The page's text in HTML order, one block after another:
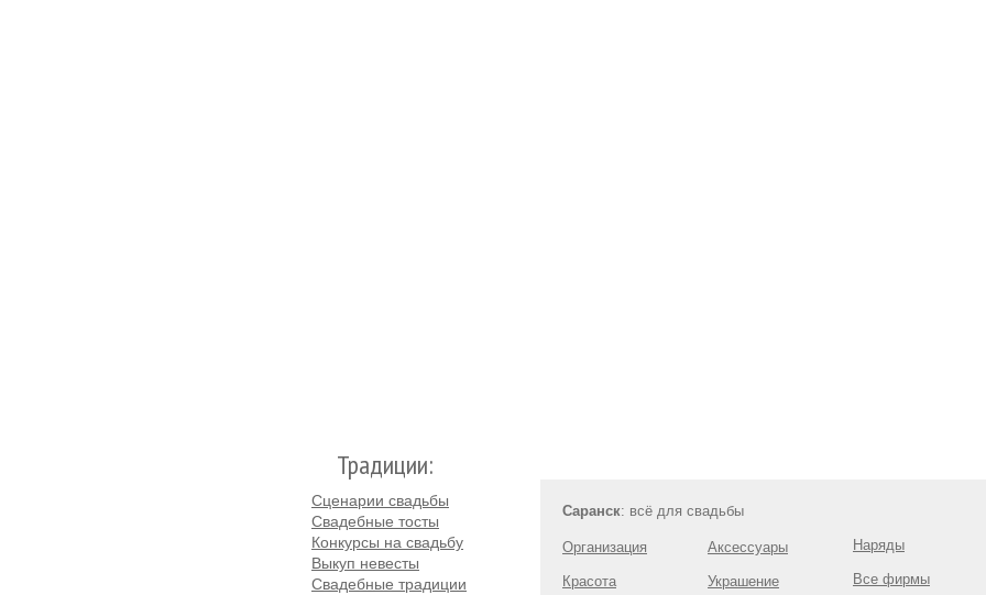
Традиции:
Сценарии свадьбы
Свадебные тосты
Конкурсы на свадьбу
Выкуп невесты
Свадебные традиции
Саранск: всё для свадьбы
Организация
Красота
Аксессуары
Украшение
Наряды
Все фирмы